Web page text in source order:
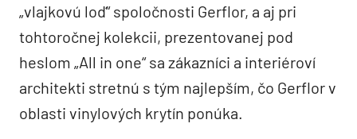
„vlajkovú loď“ spoločnosti Gerflor, a aj pri
tohtoročnej kolekcii, prezentovanej pod
heslom „All in one“ sa zákazníci a interiéroví
architekti stretnú s tým najlepším, čo Gerflor v
oblasti vinylových krytín ponúka.